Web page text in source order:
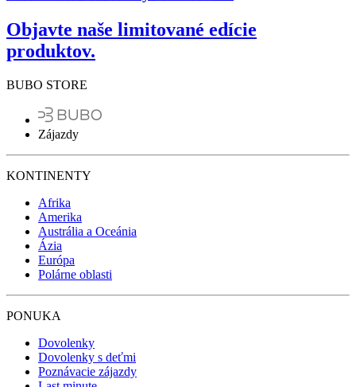
Objavte naše limitované edície
produktov.
BUBO STORE
Zájazdy
KONTINENTY
Afrika
Amerika
Austrália a Oceánia
Ázia
Európa
Polárne oblasti
PONUKA
Dovolenky
Dovolenky s deťmi
Poznávacie zájazdy